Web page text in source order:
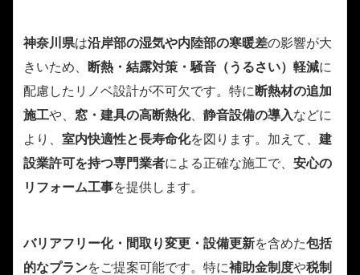
神奈川県は沿岸部の湿気や内陸部の寒暖差の影響が大
きいため、
断熱・結露対策・騒音（うるさい）軽減に
配慮したリノベ設計が不可欠です。特に 断熱材の追加
施工や、 窓・建具の高断熱化、 静音設備の導入などに
より、 室内快適性と長寿命化を図ります。加えて、 建
設業許可を持つ専門業者による正確な施工で、 安心の
リフォーム工事を提供します。
バリアフリー化・間取り変更・設備更新を含めた包括
的なプランをご提案可能です。特に補助金制度や税制